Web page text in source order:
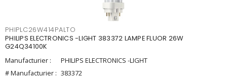
PHIPLC26W414PALTO
PHILIPS ELECTRONICS -LIGHT 383372 LAMPE FLUOR 26W
G24Q34100K
Manufacturier :
PHILIPS ELECTRONICS -LIGHT
# Manufacturier : 383372